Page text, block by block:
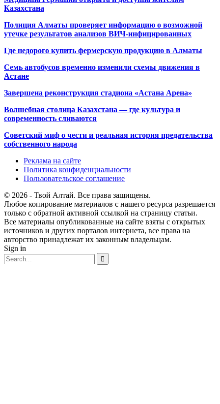
Казахстана
Полиция Алматы проверяет информацию о возможной
утечке результатов анализов ВИЧ-инфицированных
Где недорого купить фермерскую продукцию в Алматы
Семь автобусов временно изменили схемы движения в
Астане
Завершена реконструкция стадиона «Астана Арена»
Волшебная столица Казахстана — где культура и
современность сливаются
Советский миф о чести и реальная история предательства
собственного народа
Реклама на сайте
Политика конфиденциальности
Пользовательское соглашение
© 2026 - Твой Алтай. Все права защищены.
Любое копирование материалов с нашего ресурса разрешается
только с обратной активной ссылкой на страницу статьи.
Все материалы опубликованные на сайте взяты с открытых
источников и других порталов интернета, все права на
авторство принадлежат их законным владельцам.
Sign in